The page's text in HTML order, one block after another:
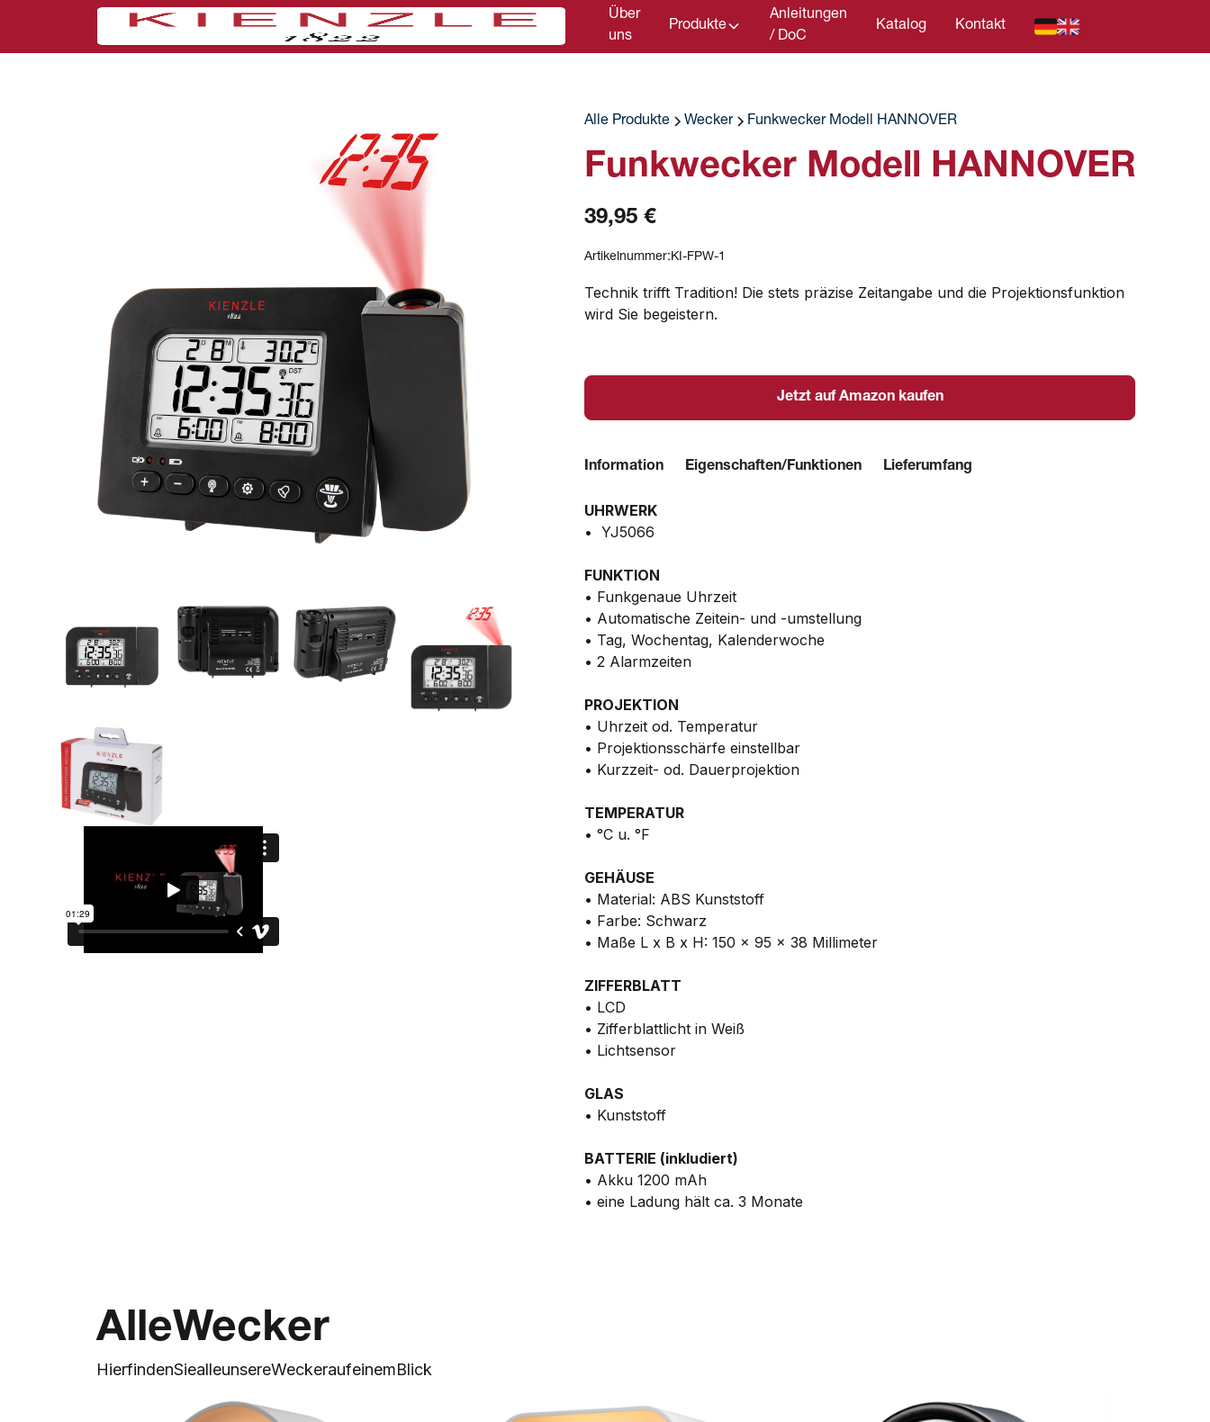
Über
uns
Produkte
Anleitungen
/ DoC
Katalog Kontakt
Alle Produkte Wecker Funkwecker Modell HANNOVER
Funkwecker Modell HANNOVER
39,95 €
Artikelnummer:KI-FPW-1
Technik trifft Tradition! Die stets präzise Zeitangabe und die Projektionsfunktion
wird Sie begeistern.
Jetzt auf Amazon kaufen
Information Eigenschaften/Funktionen Lieferumfang
UHRWERK
• YJ5066
FUNKTION
• Funkgenaue Uhrzeit
• Automatische Zeitein- und -umstellung
• Tag, Wochentag, Kalenderwoche
• 2 Alarmzeiten
PROJEKTION
• Uhrzeit od. Temperatur
• Projektionsschärfe einstellbar
• Kurzzeit- od. Dauerprojektion
TEMPERATUR
• °C u. °F
GEHÄUSE
• Material: ABS Kunststoff
• Farbe: Schwarz
• Maße L x B x H: 150 x 95 x 38 Millimeter
ZIFFERBLATT
• LCD
• Zifferblattlicht in Weiß
• Lichtsensor
GLAS
• Kunststoff
BATTERIE (inkludiert)
• Akku 1200 mAh
• eine Ladung hält ca. 3 Monate
AlleWecker
HierfindenSiealleunsereWeckeraufeinemBlick